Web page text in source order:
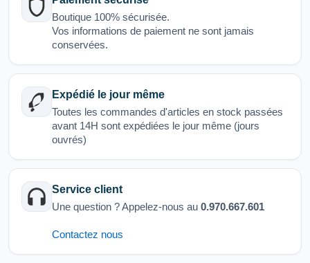
Boutique 100% sécurisée.
Vos informations de paiement ne sont jamais
conservées.
Expédié le jour même
Toutes les commandes d'articles en stock passées
avant 14H sont expédiées le jour même (jours
ouvrés)
Service client
Une question ? Appelez-nous au 0.970.667.601
Contactez nous